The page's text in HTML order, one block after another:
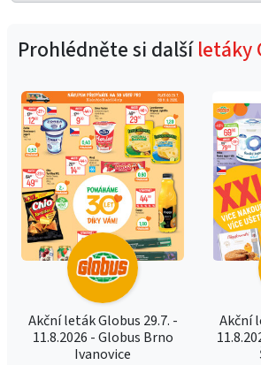
Prohlédněte si dalšíletáky
Akční leták Globus 29.7. -
11.8.2026 - Globus Brno
Ivanovice
Akční